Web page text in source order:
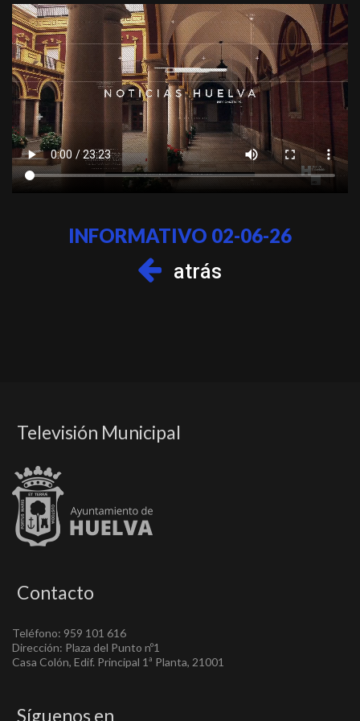
INFORMATIVO 02-06-26
atrás
Televisión Municipal
Contacto
Teléfono: 959 101 616
Dirección: Plaza del Punto nº1
Casa Colón, Edif. Principal 1ª Planta, 21001
Síguenos en